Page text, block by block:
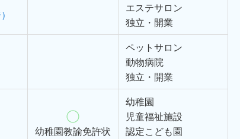
エステサロン
独立・開業
ペットサロン
動物病院
独立・開業
幼稚園教諭免許状
幼稚園
児童福祉施設
認定こども園